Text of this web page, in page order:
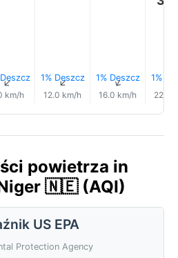
↑
km/h
1% Deszcz
↑
12.0 km/h
1% Deszcz
↑
16.0 km/h
1%
22.0
powietrza in
🇳🇪 (AQI)
US EPA
Protection Agency